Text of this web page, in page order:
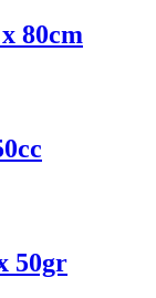
80cm
50gr